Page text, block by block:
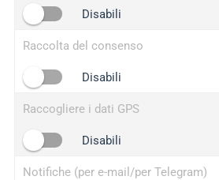
2no.co
yip.su
iplogger.info
Disabili
Raccolta del consenso
Disabili
Raccogliere i dati GPS
Disabili
Notifiche (per e-mail/per Telegram)